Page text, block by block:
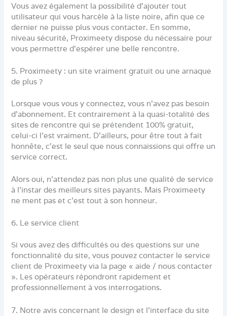
Vous avez également la possibilité d’ajouter tout
utilisateur qui vous harcèle à la liste noire, afin que ce
dernier ne puisse plus vous contacter. En somme,
niveau sécurité, Proximeety dispose du nécessaire pour
vous permettre d’espérer une belle rencontre.
5. Proximeety : un site vraiment gratuit ou une arnaque
de plus ?
Lorsque vous vous y connectez, vous n’avez pas besoin
d’abonnement. Et contrairement à la quasi-totalité des
sites de rencontre qui se prétendent 100% gratuit,
celui-ci l’est vraiment. D’ailleurs, pour être tout à fait
honnête, c’est le seul que nous connaissions qui offre un
service correct.
Alors oui, n’attendez pas non plus une qualité de service
à l’instar des meilleurs sites payants. Mais Proximeety
ne ment pas et c’est tout à son honneur.
6. Le service client
Si vous avez des difficultés ou des questions sur une
fonctionnalité du site, vous pouvez contacter le service
client de Proximeety via la page « aide / nous contacter
». Les opérateurs répondront rapidement et
professionnellement à vos interrogations.
7. Notre avis concernant le design et l’interface du site